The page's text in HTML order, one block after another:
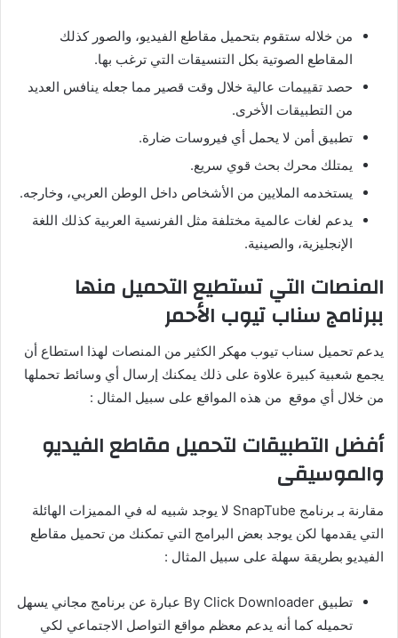
من خلاله ستقوم بتحميل مقاطع الفيديو، والصور كذلك
المقاطع الصوتية بكل التنسيقات التي ترغب بها.
حصد تقييمات عالية خلال وقت قصير مما جعله ينافس العديد
من التطبيقات الأخرى.
تطبيق أمن لا يحمل أي فيروسات ضارة.
يمتلك محرك بحث قوي سريع.
يستخدمه الملايين من الأشخاص داخل الوطن العربي، وخارجه.
يدعم لغات عالمية مختلفة مثل الفرنسية العربية كذلك اللغة
الإنجليزية، والصينية.
المنصات التي تستطيع التحميل منها
ببرنامج سناب تيوب الأحمر
يدعم تحميل سناب تيوب مهكر الكثير من المنصات لهذا استطاع أن
يجمع شعبية كبيرة علاوة على ذلك يمكنك إرسال أي وسائط تحملها
من خلال أي موقع من هذه المواقع على سبيل المثال :
أفضل التطبيقات لتحميل مقاطع الفيديو
والموسيقى
مقارنة بـ برنامج SnapTube لا يوجد شبيه له في المميزات الهائلة
التي يقدمها لكن يوجد بعض البرامج التي تمكنك من تحميل مقاطع
الفيديو بطريقة سهلة على سبيل المثال :
تطبيق By Click Downloader عبارة عن برنامج مجاني يسهل
تحميله كما أنه يدعم معظم مواقع التواصل الاجتماعي لكي